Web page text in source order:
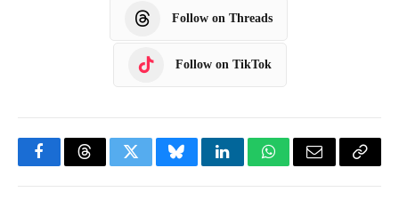
Follow on Threads
Follow on TikTok
F
T
T
B
L
W
E
C